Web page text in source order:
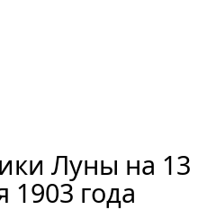
Луны на 13
1903 года